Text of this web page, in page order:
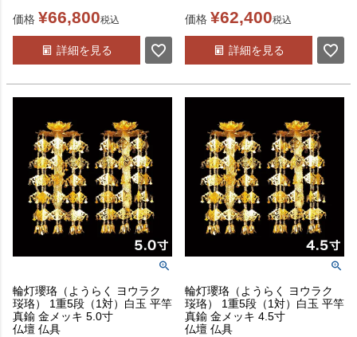
価格 ¥66,800税込
詳細を見る
価格 ¥62,400税込
詳細を見る
輪灯瓔珞（ようらく ヨウラク
珱珞） 1重5段（1対）白玉 平竿
真鍮 金メッキ 5.0寸
仏壇 仏具
輪灯瓔珞（ようらく ヨウラク
珱珞） 1重5段（1対）白玉 平竿
真鍮 金メッキ 4.5寸
仏壇 仏具